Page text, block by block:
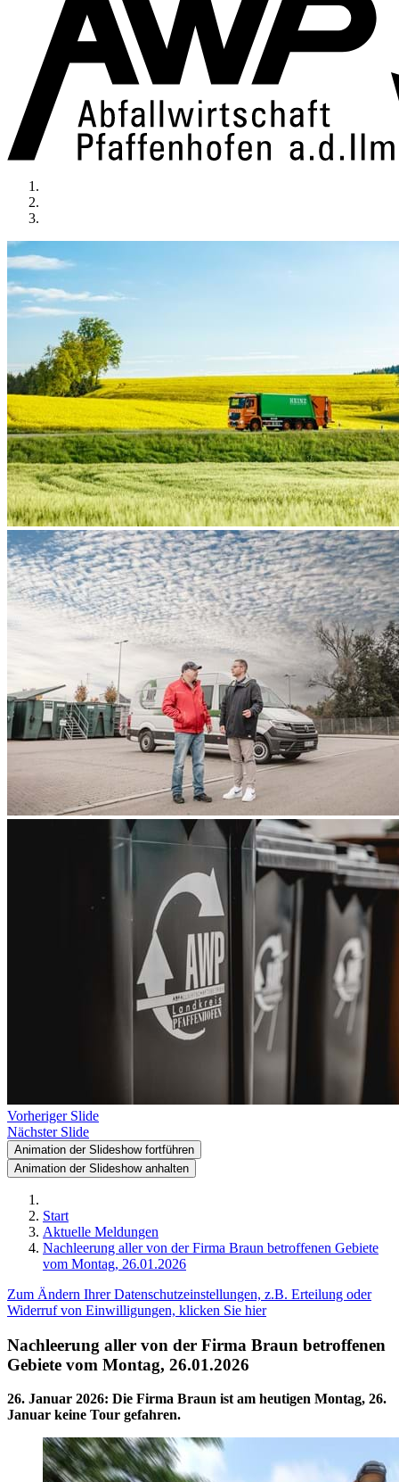
Vorheriger Slide
Nächster Slide
Animation der Slideshow fortführen
Animation der Slideshow anhalten
Start
Aktuelle Meldungen
Nachleerung aller von der Firma Braun betroffenen Gebiete
vom Montag, 26.01.2026
Zum Ändern Ihrer Datenschutzeinstellungen, z.B. Erteilung oder
Widerruf von Einwilligungen, klicken Sie hier
Nachleerung aller von der Firma Braun betroffenen
Gebiete vom Montag, 26.01.2026
26. Januar 2026: Die Firma Braun ist am heutigen Montag, 26.
Januar keine Tour gefahren.